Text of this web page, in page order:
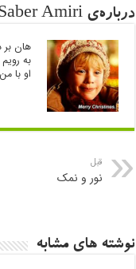
درباره‌ی Saber Amiri
هان بر
به
او با
قبل
نور و نمک
نوشته های مشابه